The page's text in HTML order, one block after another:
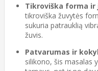
Tikroviška forma ir
tikroviška žuvytės
sukuria patrauklią
žuvis.
Patvarumas ir
silikono, šis masalas